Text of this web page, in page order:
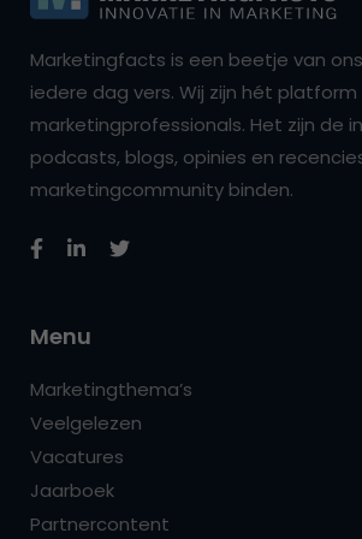
Marketingfacts is een beetje van
iedere dag vers. Wij zijn hét platform
marketingprofessionals. Het zijn de
podcasts, blogs, opinies en
marketingcommunity binden.
Menu
Marketingthema’s
Veelgelezen
Vacatures
Jaarboek
Partnercontent